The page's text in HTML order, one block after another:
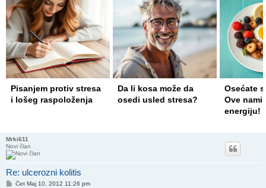
Da li kosa može da
osedi usled stresa?
Osećate se umorno?
Ove namirnice vraćaju
Ova
varenje i
da
Mrki611
Novi član
Re: ulcerozni kolitis
Post
Čet Maj 10, 2012 11:26 pm